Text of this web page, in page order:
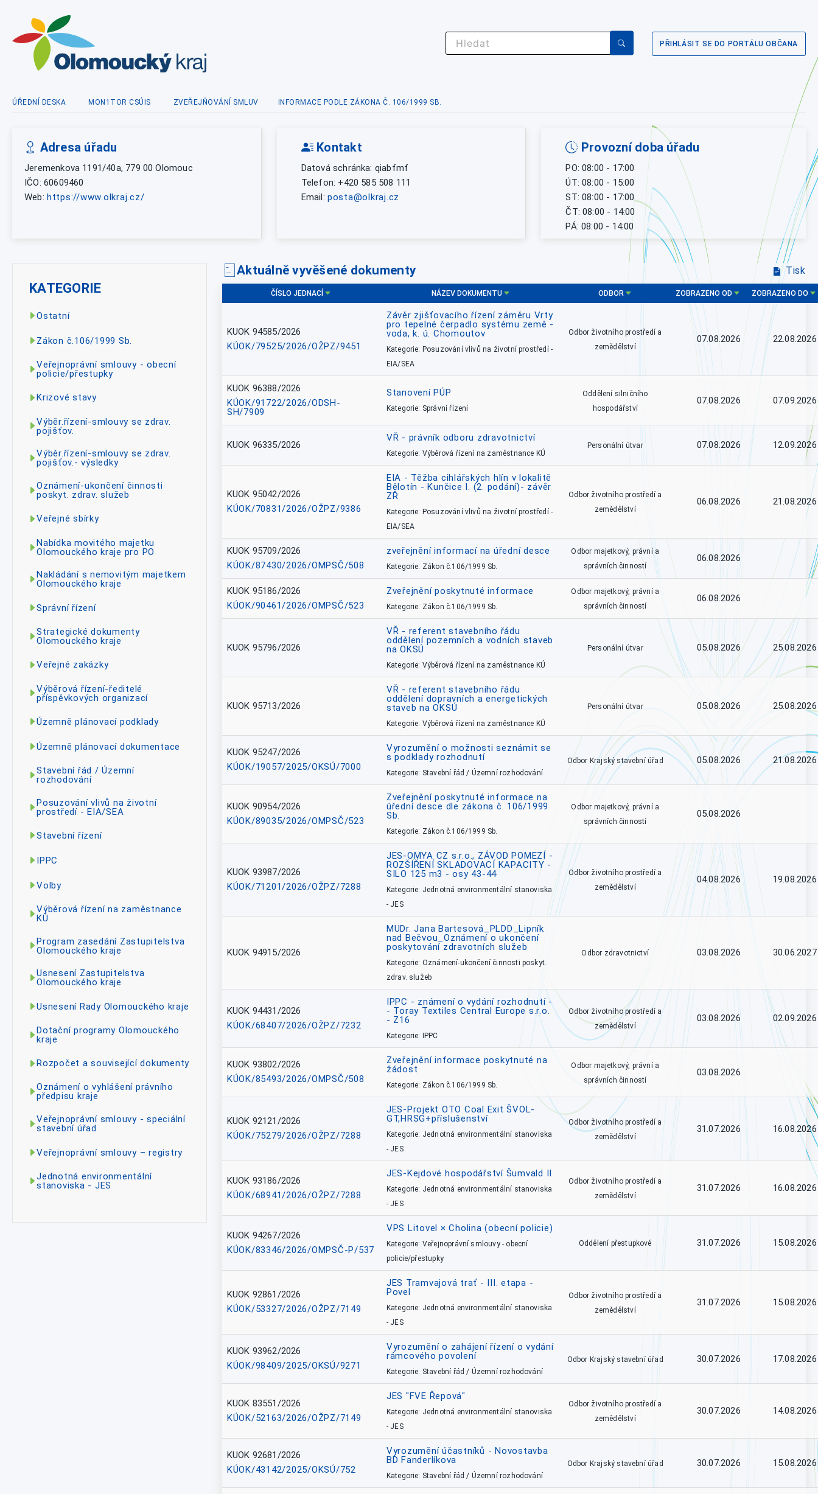
PŘIHLÁSIT SE DO PORTÁLU OBČANA
ÚŘEDNÍ DESKA MON1TOR CSÚIS ZVEŘEJŇOVÁNÍ SMLUV INFORMACE PODLE ZÁKONA Č. 106/1999 SB.
Adresa úřadu
Jeremenkova 1191/40a, 779 00 Olomouc
IČO: 60609460
Web: https://www.olkraj.cz/
Kontakt
Datová schránka: qiabfmf
Telefon: +420 585 508 111
Email: posta@olkraj.cz
Provozní doba úřadu
PO: 08:00 - 17:00
ÚT: 08:00 - 15:00
ST: 08:00 - 17:00
ČT: 08:00 - 14:00
PÁ: 08:00 - 14:00
KATEGORIE
Ostatní
Zákon č.106/1999 Sb.
Veřejnoprávní smlouvy - obecní
policie/přestupky
Krizové stavy
Výběr.řízení-smlouvy se zdrav.
pojišťov.
Výběr.řízení-smlouvy se zdrav.
pojišťov.- výsledky
Oznámení-ukončení činnosti
poskyt. zdrav. služeb
Veřejné sbírky
Nabídka movitého majetku
Olomouckého kraje pro PO
Nakládání s nemovitým majetkem
Olomouckého kraje
Správní řízení
Strategické dokumenty
Olomouckého kraje
Veřejné zakázky
Výběrová řízení-ředitelé
příspěvkových organizací
Územně plánovací podklady
Územně plánovací dokumentace
Stavební řád / Územní
rozhodování
Posuzování vlivů na životní
prostředí - EIA/SEA
Stavební řízení
IPPC
Volby
Výběrová řízení na zaměstnance
KÚ
Program zasedání Zastupitelstva
Olomouckého kraje
Usnesení Zastupitelstva
Olomouckého kraje
Usnesení Rady Olomouckého kraje
Dotační programy Olomouckého
kraje
Rozpočet a související dokumenty
Oznámení o vyhlášení právního
předpisu kraje
Veřejnoprávní smlouvy - speciální
stavební úřad
Veřejnoprávní smlouvy – registry
Jednotná environmentální
stanoviska - JES
Aktuálně vyvěšené dokumenty Tisk
ČÍSLO JEDNACÍ NÁZEV DOKUMENTU ODBOR ZOBRAZENO OD ZOBRAZENO DO
KUOK 94585/2026
KÚOK/79525/2026/OŽPZ/9451
Závěr zjišťovacího řízení záměru Vrty
pro tepelné čerpadlo systému země -
voda, k. ú. Chomoutov
Kategorie: Posuzování vlivů na životní prostředí -
EIA/SEA
Odbor životního prostředí a
zemědělství
07.08.2026 22.08.2026
KUOK 96388/2026
KÚOK/91722/2026/ODSH-
SH/7909
Stanovení PÚP
Kategorie: Správní řízení
Oddělení silničního
hospodářství
07.08.2026 07.09.2026
KUOK 96335/2026
VŘ - právník odboru zdravotnictví
Kategorie: Výběrová řízení na zaměstnance KÚ
Personální útvar 07.08.2026 12.09.2026
KUOK 95042/2026
KÚOK/70831/2026/OŽPZ/9386
EIA - Těžba cihlářských hlín v lokalitě
Bělotín - Kunčice I. (2. podání)- závěr
ZŘ
Kategorie: Posuzování vlivů na životní prostředí -
EIA/SEA
Odbor životního prostředí a
zemědělství
06.08.2026 21.08.2026
KUOK 95709/2026
KÚOK/87430/2026/OMPSČ/508
zveřejnění informací na úřední desce
Kategorie: Zákon č.106/1999 Sb.
Odbor majetkový, právní a
správních činností
06.08.2026
KUOK 95186/2026
KÚOK/90461/2026/OMPSČ/523
Zveřejnění poskytnuté informace
Kategorie: Zákon č.106/1999 Sb.
Odbor majetkový, právní a
správních činností
06.08.2026
KUOK 95796/2026
VŘ - referent stavebního řádu
oddělení pozemních a vodních staveb
na OKSÚ
Kategorie: Výběrová řízení na zaměstnance KÚ
Personální útvar 05.08.2026 25.08.2026
KUOK 95713/2026
VŘ - referent stavebního řádu
oddělení dopravních a energetických
staveb na OKSÚ
Kategorie: Výběrová řízení na zaměstnance KÚ
Personální útvar 05.08.2026 25.08.2026
KUOK 95247/2026
KÚOK/19057/2025/OKSÚ/7000
Vyrozumění o možnosti seznámit se
s podklady rozhodnutí
Kategorie: Stavební řád / Územní rozhodování
Odbor Krajský stavební úřad 05.08.2026 21.08.2026
KUOK 90954/2026
KÚOK/89035/2026/OMPSČ/523
Zveřejnění poskytnuté informace na
úřední desce dle zákona č. 106/1999
Sb.
Kategorie: Zákon č.106/1999 Sb.
Odbor majetkový, právní a
správních činností
05.08.2026
KUOK 93987/2026
KÚOK/71201/2026/OŽPZ/7288
JES-OMYA CZ s.r.o., ZÁVOD POMEZÍ -
ROZŠÍŘENÍ SKLADOVACÍ KAPACITY -
SILO 125 m3 - osy 43-44
Kategorie: Jednotná environmentální stanoviska
- JES
Odbor životního prostředí a
zemědělství
04.08.2026 19.08.2026
KUOK 94915/2026
MUDr. Jana Bartesová_PLDD_Lipník
nad Bečvou_Oznámení o ukončení
poskytování zdravotních služeb
Kategorie: Oznámení-ukončení činnosti poskyt.
zdrav. služeb
Odbor zdravotnictví 03.08.2026 30.06.2027
KUOK 94431/2026
KÚOK/68407/2026/OŽPZ/7232
IPPC - známení o vydání rozhodnutí -
- Toray Textiles Central Europe s.r.o.
- Z16
Kategorie: IPPC
Odbor životního prostředí a
zemědělství
03.08.2026 02.09.2026
KUOK 93802/2026
KÚOK/85493/2026/OMPSČ/508
Zveřejnění informace poskytnuté na
žádost
Kategorie: Zákon č.106/1999 Sb.
Odbor majetkový, právní a
správních činností
03.08.2026
KUOK 92121/2026
KÚOK/75279/2026/OŽPZ/7288
JES-Projekt OTO Coal Exit ŠVOL-
GT,HRSG+příslušenství
Kategorie: Jednotná environmentální stanoviska
- JES
Odbor životního prostředí a
zemědělství
31.07.2026 16.08.2026
KUOK 93186/2026
KÚOK/68941/2026/OŽPZ/7288
JES-Kejdové hospodářství Šumvald II
Kategorie: Jednotná environmentální stanoviska
- JES
Odbor životního prostředí a
zemědělství
31.07.2026 16.08.2026
KUOK 94267/2026
KÚOK/83346/2026/OMPSČ-P/537
VPS Litovel × Cholina (obecní policie)
Kategorie: Veřejnoprávní smlouvy - obecní
policie/přestupky
Oddělení přestupkové 31.07.2026 15.08.2026
KUOK 92861/2026
KÚOK/53327/2026/OŽPZ/7149
JES Tramvajová trať - III. etapa -
Povel
Kategorie: Jednotná environmentální stanoviska
- JES
Odbor životního prostředí a
zemědělství
31.07.2026 15.08.2026
KUOK 93962/2026
KÚOK/98409/2025/OKSÚ/9271
Vyrozumění o zahájení řízení o vydání
rámcového povolení
Kategorie: Stavební řád / Územní rozhodování
Odbor Krajský stavební úřad 30.07.2026 17.08.2026
KUOK 83551/2026
KÚOK/52163/2026/OŽPZ/7149
JES "FVE Řepová"
Kategorie: Jednotná environmentální stanoviska
- JES
Odbor životního prostředí a
zemědělství
30.07.2026 14.08.2026
KUOK 92681/2026
KÚOK/43142/2025/OKSÚ/752
Vyrozumění účastníků - Novostavba
BD Fanderlíkova
Kategorie: Stavební řád / Územní rozhodování
Odbor Krajský stavební úřad 30.07.2026 15.08.2026